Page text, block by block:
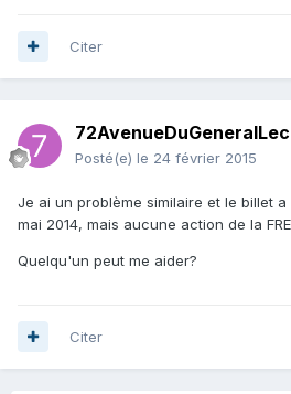
Citer
Posté(e) le 24 février 2015
Je ai un problème similaire et le billet
mai 2014, mais aucune action de la
Quelqu'un peut me aider?
Citer